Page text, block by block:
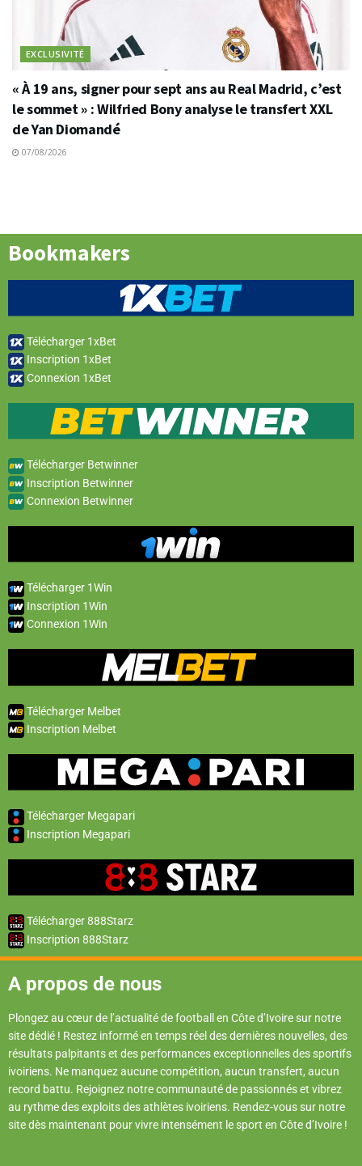
EXCLUSIVITÉ
« À 19 ans, signer pour sept ans au Real Madrid, c’est
le sommet » : Wilfried Bony analyse le transfert XXL
de Yan Diomandé
07/08/2026
Bookmakers
Télécharger 1xBet
Inscription 1xBet
Connexion 1xBet
Télécharger Betwinner
Inscription Betwinner
Connexion Betwinner
Télécharger 1Win
Inscription 1Win
Connexion 1Win
Télécharger Melbet
Inscription Melbet
Télécharger Megapari
Inscription Megapari
Télécharger 888Starz
Inscription 888Starz
A propos de nous
Plongez au cœur de l’actualité de football en Côte d’Ivoire sur notre
site dédié ! Restez informé en temps réel des dernières nouvelles, des
résultats palpitants et des performances exceptionnelles des sportifs
ivoiriens. Ne manquez aucune compétition, aucun transfert, aucun
record battu. Rejoignez notre communauté de passionnés et vibrez
au rythme des exploits des athlètes ivoiriens. Rendez-vous sur notre
site dès maintenant pour vivre intensément le sport en Côte d’Ivoire !